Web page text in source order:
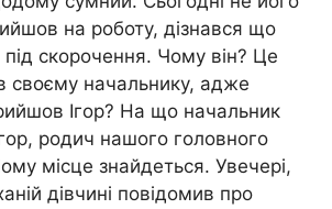
на роботу, дізнався що
під скорочення. Чому він? Це
своєму начальнику, адже
Ігор? На що начальник
родич нашого головного
місце знайдеться. Увечері,
дівчині повідомив про